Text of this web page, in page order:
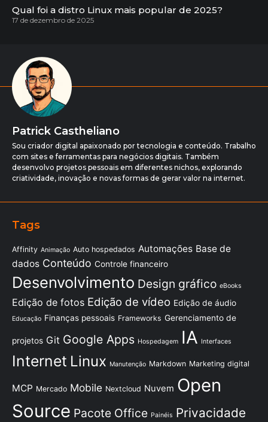
Qual foi a distro Linux mais popular de 2025?
17 de dezembro de 2025
Patrick Castheliano
Sou criador digital apaixonado por tecnologia e conteúdo. Trabalho
com sites e ferramentas para negócios digitais. Também
desenvolvo projetos pessoais em diferentes nichos, explorando
criatividade, inovação e novas formas de gerar valor na internet.
Tags
Affinity Animação Auto hospedados Automações Base de
dados Conteúdo Controle financeiro
Desenvolvimento Design gráfico eBooks
Edição de fotos Edição de vídeo Edição de áudio
Educação Finanças pessoais Frameworks Gerenciamento de
projetos Git Google Apps Hospedagem IA Interfaces
Internet Linux Manutenção Markdown Marketing digital
MCP Mercado Mobile Nextcloud Nuvem Open
Source Pacote Office Painéis Privacidade